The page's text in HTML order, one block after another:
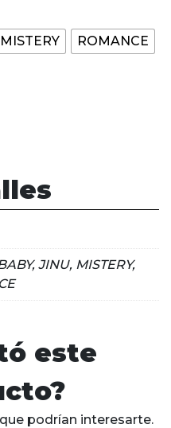
MISTERY ROMANCE
JINU, MISTERY,
este
podrían interesarte.